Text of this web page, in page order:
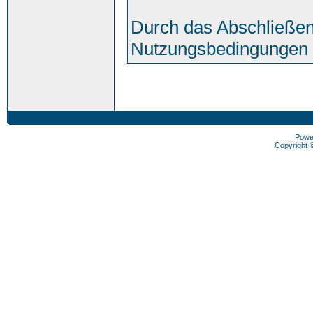
Durch das
Nutzungsbedingungen
Copyright